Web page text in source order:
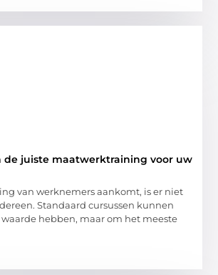
de juiste maatwerktraining voor uw
van werknemers aankomt, is er niet
Standaard cursussen kunnen
hebben, maar om het meeste